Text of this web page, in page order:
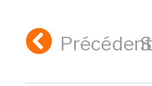
Précédent